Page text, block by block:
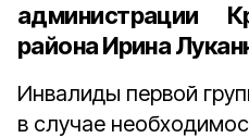
администрации
района Ирина
Инвалиды первой
в случае